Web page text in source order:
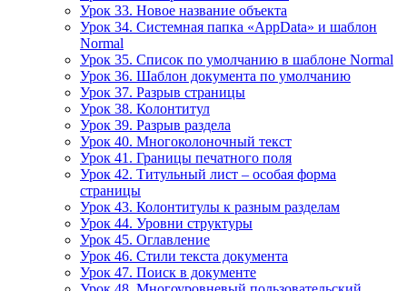
Урок 33. Новое название объекта
Урок 34. Системная папка «AppData» и шаблон
Normal
Урок 35. Список по умолчанию в шаблоне Normal
Урок 36. Шаблон документа по умолчанию
Урок 37. Разрыв страницы
Урок 38. Колонтитул
Урок 39. Разрыв раздела
Урок 40. Многоколоночный текст
Урок 41. Границы печатного поля
Урок 42. Титульный лист – особая форма
страницы
Урок 43. Колонтитулы к разным разделам
Урок 44. Уровни структуры
Урок 45. Оглавление
Урок 46. Стили текста документа
Урок 47. Поиск в документе